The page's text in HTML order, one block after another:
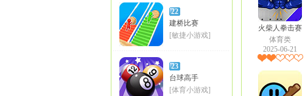
22
建桥比赛
[敏捷小游戏]
23
台球高手
[体育小游戏]
火柴人拳击赛
体育类
2025-06-21